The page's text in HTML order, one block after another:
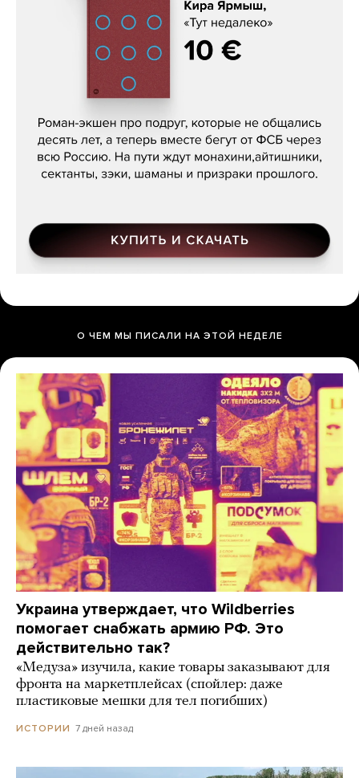
Кира Ярмыш, «Тут недалеко»
О ЧЕМ МЫ ПИСАЛИ НА ЭТОЙ НЕДЕЛЕ
Украина утверждает, что Wildberries
помогает снабжать армию РФ. Это
действительно так?
«Медуза» изучила, какие товары заказывают для
фронта на маркетплейсах (спойлер: даже
пластиковые мешки для тел погибших)
ИСТОРИИ 7 дней назад